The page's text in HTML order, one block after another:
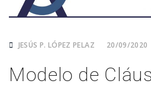
JESÚS P. LÓPEZ PELAZ 20/09/2020
Modelo de